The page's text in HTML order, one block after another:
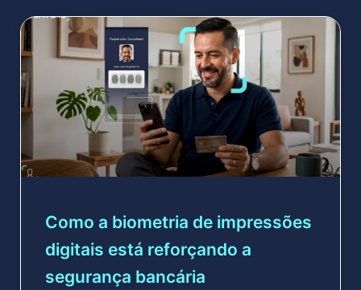
Como a biometria de impressões
digitais está reforçando a
segurança bancária